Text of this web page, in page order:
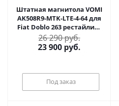
Штатная магнитола VOMI
AK508R9-MTK-LTE-4-64 для
Fiat Doblo 263 рестайлинг
12.2014+ на Android 10
26 290 руб.
23 900 руб.
Под заказ